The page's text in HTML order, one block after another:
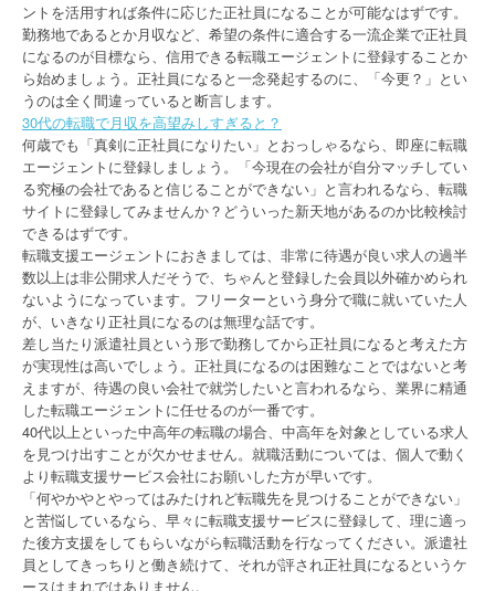
ントを活用すれば条件に応じた正社員になることが可能なはずです。
勤務地であるとか月収など、希望の条件に適合する一流企業で正社員
になるのが目標なら、信用できる転職エージェントに登録することか
ら始めましょう。正社員になると一念発起するのに、「今更？」とい
うのは全く間違っていると断言します。
30代の転職で月収を高望みしすぎると？
何歳でも「真剣に正社員になりたい」とおっしゃるなら、即座に転職
エージェントに登録しましょう。「今現在の会社が自分マッチしてい
る究極の会社であると信じることができない」と言われるなら、転職
サイトに登録してみませんか？どういった新天地があるのか比較検討
できるはずです。
転職支援エージェントにおきましては、非常に待遇が良い求人の過半
数以上は非公開求人だそうで、ちゃんと登録した会員以外確かめられ
ないようになっています。フリーターという身分で職に就いていた人
が、いきなり正社員になるのは無理な話です。
差し当たり派遣社員という形で勤務してから正社員になると考えた方
が実現性は高いでしょう。正社員になるのは困難なことではないと考
えますが、待遇の良い会社で就労したいと言われるなら、業界に精通
した転職エージェントに任せるのが一番です。
40代以上といった中高年の転職の場合、中高年を対象としている求人
を見つけ出すことが欠かせません。就職活動については、個人で動く
より転職支援サービス会社にお願いした方が早いです。
「何やかやとやってはみたけれど転職先を見つけることができない」
と苦悩しているなら、早々に転職支援サービスに登録して、理に適っ
た後方支援をしてもらいながら転職活動を行なってください。派遣社
員としてきっちりと働き続けて、それが評され正社員になるというケ
ースはまれではありません。